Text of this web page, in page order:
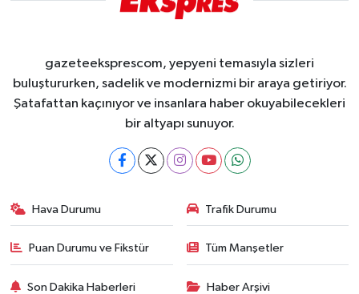
gazeteeksprescom, yepyeni temasıyla sizleri
buluştururken, sadelik ve modernizmi bir araya getiriyor.
Şatafattan kaçınıyor ve insanlara haber okuyabilecekleri
bir altyapı sunuyor.
Hava Durumu Trafik Durumu
Puan Durumu ve Fikstür Tüm Manşetler
Son Dakika Haberleri Haber Arşivi